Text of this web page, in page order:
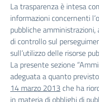
La trasparenza è intesa
informazioni concernenti
pubbliche
di controllo sul
sull’utilizzo delle risorse
La presente sezione
adeguata a quanto
14 marzo 2013 che ha
in materia di obblighi di